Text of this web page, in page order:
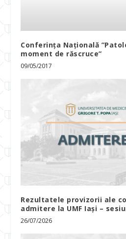
Conferința Națională
moment de răscruce”
09/05/2017
Rezultatele provizorii ale
admitere la UMF Iași –
26/07/2026